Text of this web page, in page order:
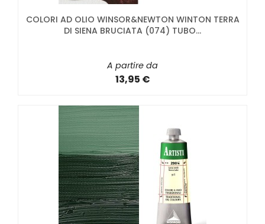
COLORI AD OLIO WINSOR&NEWTON WINTON TERRA
DI SIENA BRUCIATA (074) TUBO...
A partire da
13,95 €